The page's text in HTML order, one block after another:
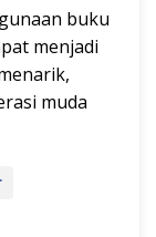
buku
menjadi
muda